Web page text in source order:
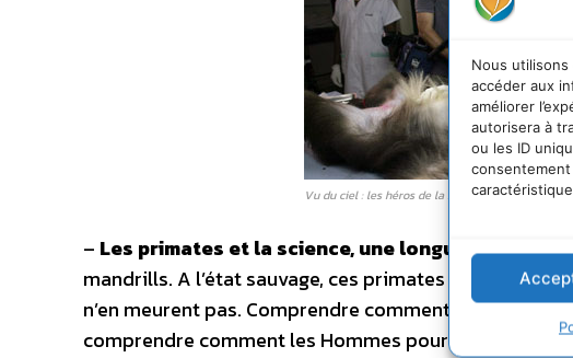
Nous
accéder aux
améliorer
autorisera à
ou les ID
Vu du ciel : les héros de la nature
– Les primates et la science, une longue histoire:
mandrills. A l’état sauvage, ces primates contractent
n’en meurent pas. Comprendre comment ces
comprendre comment les Hommes pourront en